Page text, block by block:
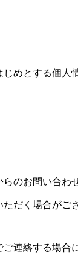
めとする個人
のお問い合わ
だく場合がご
連絡する場合